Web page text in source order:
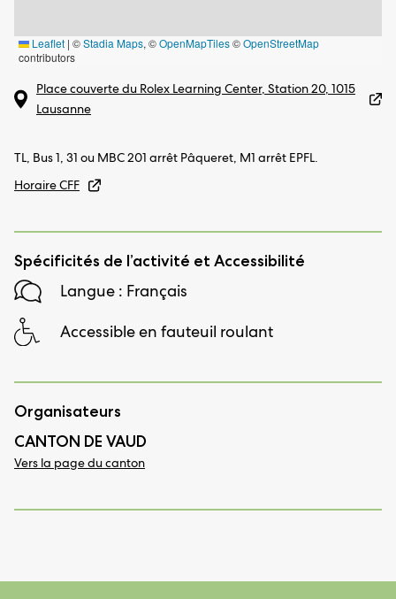
Leaflet | ©Stadia Maps, ©OpenMapTiles©OpenStreetMap
contributors
Place couverte du Rolex Learning Center, Station 20, 1015
Lausanne
TL, Bus 1, 31 ou MBC 201 arrêt Pâqueret, M1 arrêt EPFL.
Horaire CFF
Spécificités de l’activité et Accessibilité
Langue : Français
Accessible en fauteuil roulant
Organisateurs
CANTON DE VAUD
Vers la page du canton